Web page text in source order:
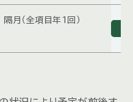
隔月（全項目年1回）